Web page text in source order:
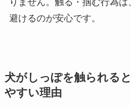
避けるのが安心です。
犬がしっぽを触られる
やすい理由